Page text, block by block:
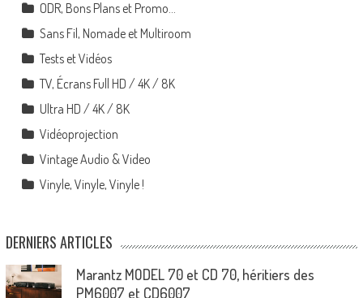
ODR, Bons Plans et Promo…
Sans Fil, Nomade et Multiroom
Tests et Vidéos
TV, Écrans Full HD / 4K / 8K
Ultra HD / 4K / 8K
Vidéoprojection
Vintage Audio & Video
Vinyle, Vinyle, Vinyle !
DERNIERS ARTICLES
Marantz MODEL 70 et CD 70, héritiers des
PM6007 et CD6007